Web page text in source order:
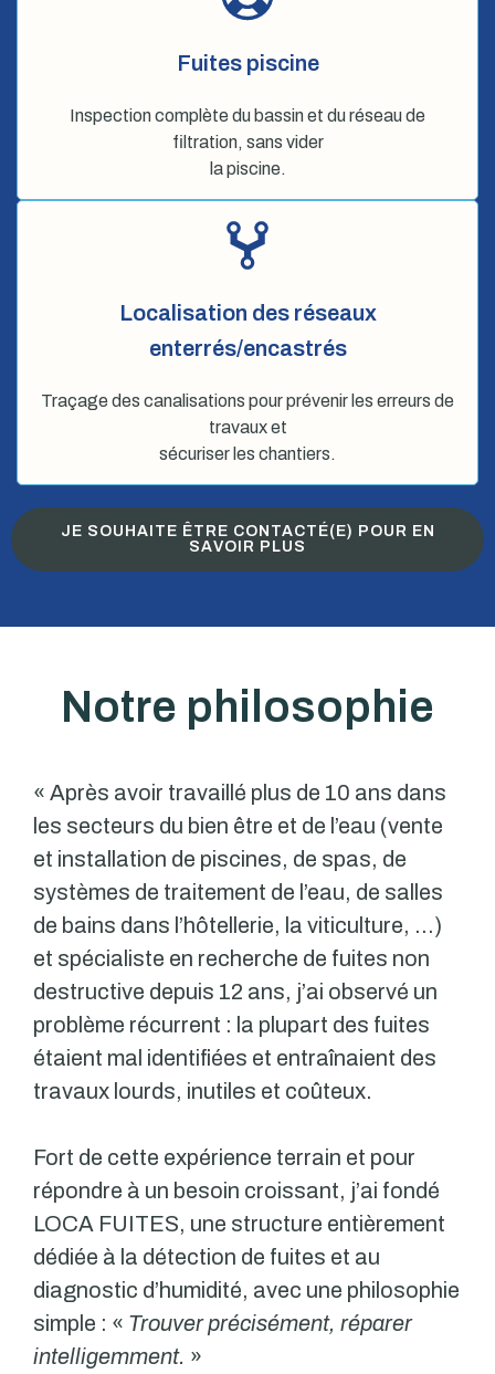
Fuites piscine
Inspection complète du bassin et du réseau de
filtration, sans vider
la piscine.
Localisation des réseaux
enterrés/encastrés
Traçage des canalisations pour prévenir les erreurs de
travaux et
sécuriser les chantiers.
JE SOUHAITE ÊTRE CONTACTÉ(E) POUR EN
SAVOIR PLUS
Notre philosophie
« Après avoir travaillé plus de 10 ans dans
les secteurs du bien être et de l’eau (vente
et installation de piscines, de spas, de
systèmes de traitement de l’eau, de salles
de bains dans l’hôtellerie, la viticulture, …)
et spécialiste en recherche de fuites non
destructive depuis 12 ans, j’ai observé un
problème récurrent : la plupart des fuites
étaient mal identifiées et entraînaient des
travaux lourds, inutiles et coûteux.
Fort de cette expérience terrain et pour
répondre à un besoin croissant, j’ai fondé
LOCA FUITES, une structure entièrement
dédiée à la détection de fuites et au
diagnostic d’humidité, avec une philosophie
simple : « Trouver précisément, réparer
intelligemment. »